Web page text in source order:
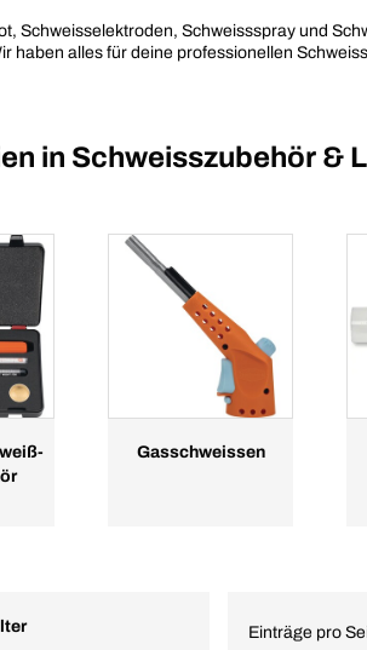
Schweisselektroden, Schweissspray und
haben alles für deine professionellen
in Schweisszubehör &
Gasschweissen
Einträge pro